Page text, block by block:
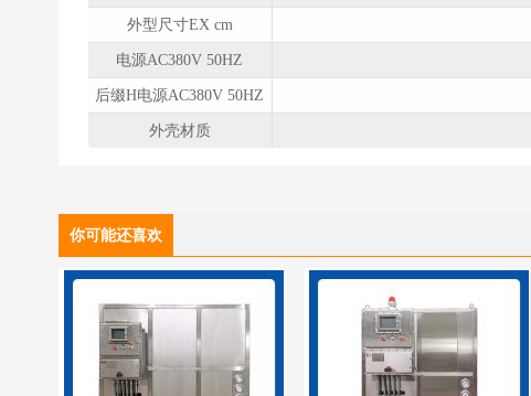
外型尺寸EX cm
电源AC380V 50HZ
后缀H电源AC380V 50HZ
外壳材质
你可能还喜欢